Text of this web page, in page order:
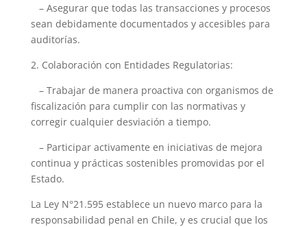
– Asegurar que todas las transacciones y procesos
sean debidamente documentados y accesibles para
auditorías.
2. Colaboración con Entidades Regulatorias:
– Trabajar de manera proactiva con organismos de
fiscalización para cumplir con las normativas y
corregir cualquier desviación a tiempo.
– Participar activamente en iniciativas de mejora
continua y prácticas sostenibles promovidas por el
Estado.
La Ley N°21.595 establece un nuevo marco para la
responsabilidad penal en Chile, y es crucial que los